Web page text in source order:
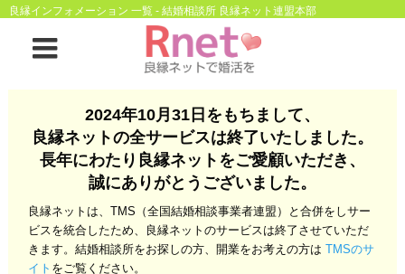
良縁ネットとは
お金のこと
会社概要
よくある質問
良縁インフォメーション 一覧 - 結婚相談所 良縁ネット連盟本部
2024年10月31日をもちまして、
良縁ネットの全サービスは終了いたしました。
長年にわたり良縁ネットをご愛顧いただき、
誠にありがとうございました。
良縁ネットは、TMS（全国結婚相談事業者連盟）と合併をしサー
ビスを統合したため、良縁ネットのサービスは終了させていただ
きます。結婚相談所をお探しの方、開業をお考えの方はTMSのサ
イト をご覧ください。